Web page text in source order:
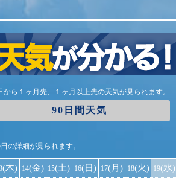
から１ヶ月先、１ヶ月以上先の天気が見られます。
90日間天気
の詳細が見られます。
(木) 14(金) 15(土) 16(日) 17(月) 18(火) 19(水)